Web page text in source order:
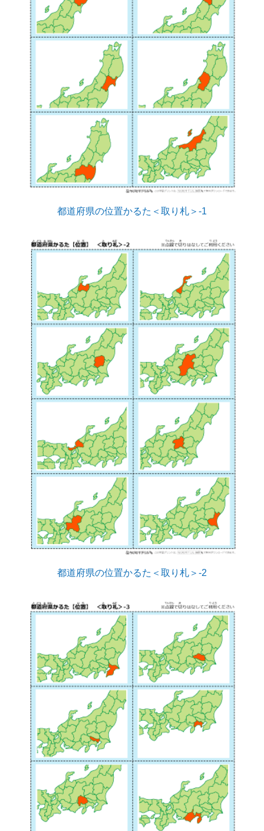
都道府県の位置かるた＜取り札＞-1
都道府県の位置かるた＜取り札＞-2